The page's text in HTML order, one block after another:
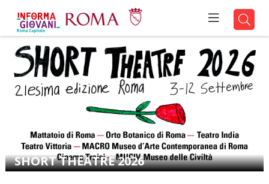
SERVIZIO CIVILE: BANDO GRANDI
INVALIDI E CIECHI CIVILI 2026